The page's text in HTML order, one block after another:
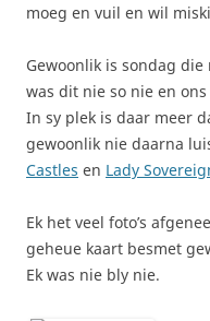
moeg en vuil en wil
Gewoonlik is sondag
was dit nie so nie en
In sy plek is daar meer
gewoonlik nie daarna
Castles en Lady
Ek het veel foto’s
geheue kaart besmet
Ek was nie bly nie.